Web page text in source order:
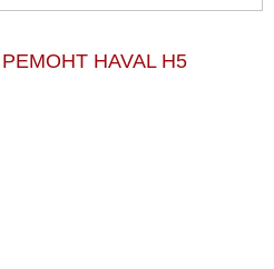
HAVAL H5